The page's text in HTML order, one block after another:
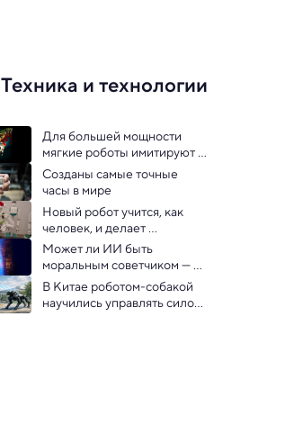
Техника и технологии
Для большей мощности
мягкие роботы имитируют
удар рака-богомола и
прыжок блохи — видео
Созданы самые точные
часы в мире
Новый робот учится, как
человек, и делает
домашние дела: видео
Может ли ИИ быть
моральным советчиком —
выяснилось в эксперименте
В Китае роботом-собакой
научились управлять силой